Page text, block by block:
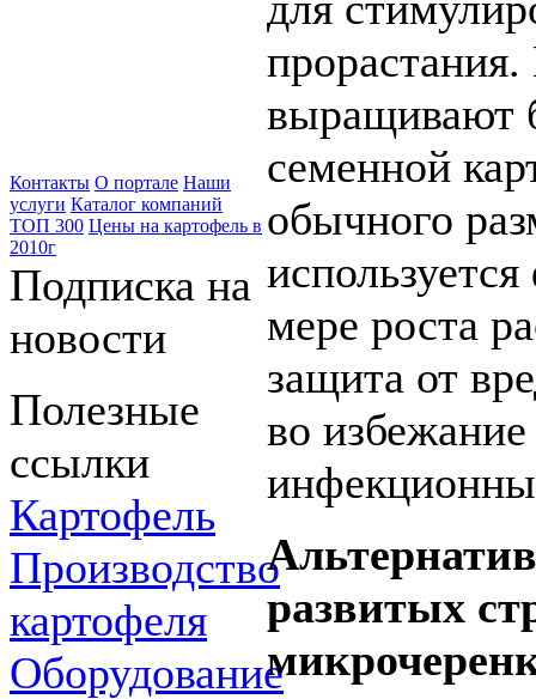
Контакты О портале Наши
услуги Каталог компаний
ТОП 300 Цены на картофель в
2010г
Подписка на
новости
Полезные
ссылки
Картофель
Производство
картофеля
Оборудование
выращивают
семенной
обычного
мере роста
защита от
во
развитых